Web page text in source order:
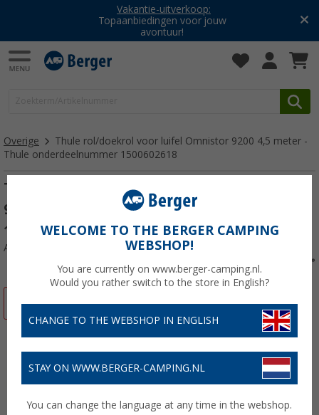
Vakantie-uitverkoop:
Topaanbiedingen voor jouw
avontuur!
Overige
Thule rol/doekrol voor luifel Omnistor 9200 4,5 meter -
Thule onderdeelnummer 1500602618
Thule rol/doekrol voor luifel Omnistor
9200 4,5 meter - Thule onderdeelnummer
1500602618
Artikelnr: 758468
-11%
WELCOME TO THE BERGER CAMPING
WEBSHOP!
You are currently on www.berger-camping.nl.
Would you rather switch to the store in English?
CHANGE TO THE WEBSHOP IN ENGLISH
STAY ON WWW.BERGER-CAMPING.NL
You can change the language at any time in the webshop.